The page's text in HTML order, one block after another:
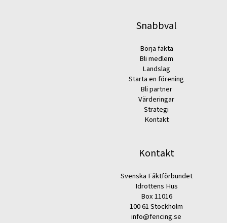
Snabbval
Börja fäkta
Bli medlem
Landslag
Starta en förening
Bli partner
Värderingar
Strategi
Kontakt
Kontakt
Svenska Fäktförbundet
Idrottens Hus
Box 11016
100 61 Stockholm
info@fencing.se